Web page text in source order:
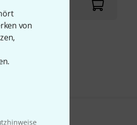
von